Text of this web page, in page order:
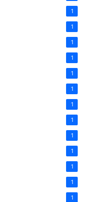
1
1
1
1
1
1
1
1
1
1
1
1
1